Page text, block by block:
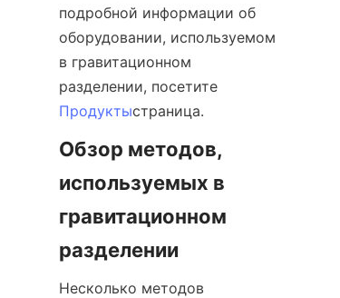
подробной информации об
оборудовании, используемом
в гравитационном
Продуктыстраница.
Обзор методов,
используемых в
гравитационном
разделении
Несколько методов